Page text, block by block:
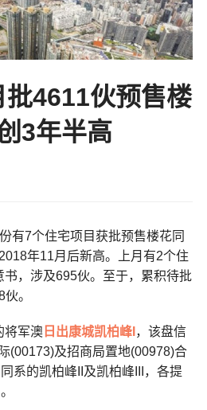
4611伙预售楼
3年半高
有7个住宅项目获批预售楼花同
年11月后新高。上月有2个住
，涉及695伙。至于，累积待批
。
将军澳日出康城凯柏峰I ，该盘信
(00173)及招商局置地(00978)合
系的凯柏峰II及凯柏峰III，各提